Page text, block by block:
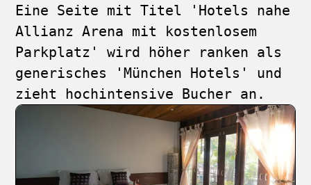
Eine Seite mit Titel 'Hotels nahe
Allianz Arena mit kostenlosem
Parkplatz' wird höher ranken als
generisches 'München Hotels' und
zieht hochintensive Bucher an.